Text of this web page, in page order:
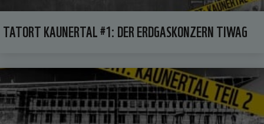
TATORT KAUNERTAL #1: DER ERDGASKONZERN TIWAG